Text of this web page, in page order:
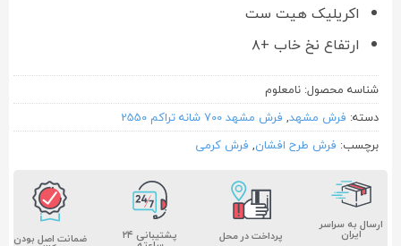
اکریلیک هیت ست
ارتفاع نخ خاب +۸
شناسه محصول: نامعلوم
دسته: فرش مشهد, فرش مشهد 700 شانه تراکم 2550
برچسب: فرش طرح افشان, فرش کرمی
ارسال به سراسر
ایران پرداخت در محل پشتیبانی ۲۴ ضمانت اصل بودن